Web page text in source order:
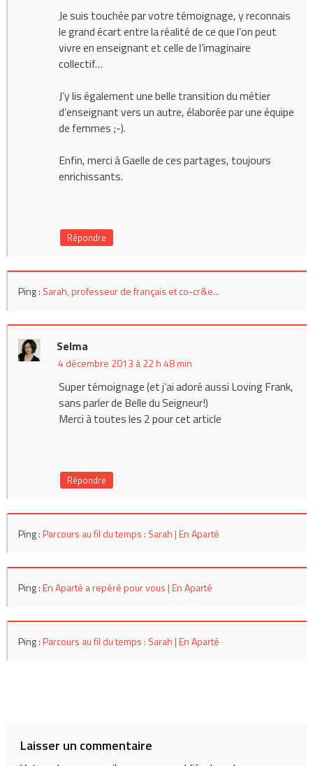
Je suis touchée par votre témoignage, y reconnais
le grand écart entre la réalité de ce que l’on peut
vivre en enseignant et celle de l’imaginaire
collectif…
J’y lis également une belle transition du métier
d’enseignant vers un autre, élaborée par une équipe
de femmes ;-).
Enfin, merci à Gaelle de ces partages, toujours
enrichissants.
Répondre
Ping : Sarah, professeur de français et co-cr&e...
Selma
4 décembre 2013 à 22 h 48 min
Super témoignage (et j’ai adoré aussi Loving Frank,
sans parler de Belle du Seigneur!)
Merci à toutes les 2 pour cet article
Répondre
Ping :Parcours au fil du temps : Sarah | En Aparté
Ping :En Aparté a repéré pour vous | En Aparté
Ping :Parcours au fil du temps : Sarah | En Aparté
Laisser un commentaire